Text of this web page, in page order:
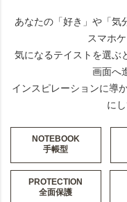
あなたの「好き」や「気
スマホ
気になるテイストを選ぶ
画面へ
インスピレーションに導
に
NOTEBOOK
手帳型
PROTECTION
全面保護